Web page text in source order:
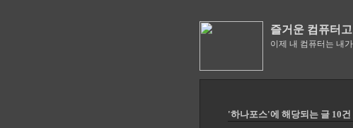
즐거운 컴퓨터고
이제 내 컴퓨터는 내
'하나포스'에 해당되는 글 10건